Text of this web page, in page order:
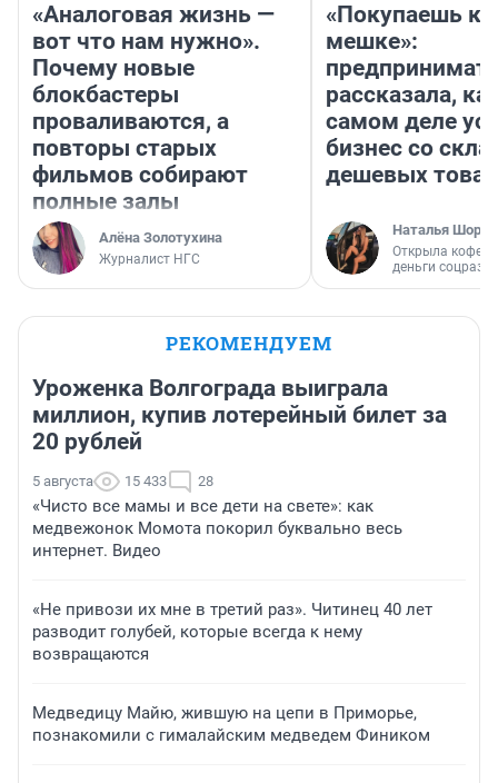
«Аналоговая жизнь —
вот что нам нужно».
Почему новые
блокбастеры
проваливаются, а
повторы старых
фильмов собирают
полные залы
Алёна Золотухина
Журналист НГС
«Покупаешь
мешке»:
рассказала,
самом деле
бизнес со
дешевых
Наталья
Открыла
деньги
РЕКОМЕНДУЕМ
Уроженка Волгограда выиграла
миллион, купив лотерейный билет за
20 рублей
5 августа 15 433 28
«Чисто все мамы и все дети на свете»: как
медвежонок Момота покорил буквально весь
интернет. Видео
«Не привози их мне в третий раз». Читинец 40 лет
разводит голубей, которые всегда к нему
возвращаются
Медведицу Майю, жившую на цепи в Приморье,
познакомили с гималайским медведем Фиником